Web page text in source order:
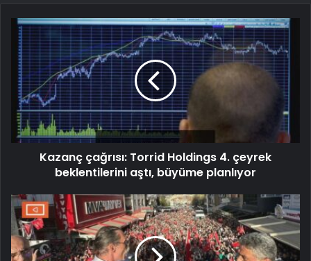
Kazanç çağrısı: Torrid Holdings 4. çeyrek
beklentilerini aştı, büyüme planlıyor